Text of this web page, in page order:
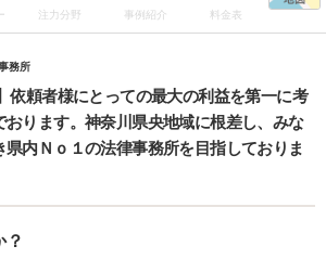
注力分野 事例紹介 料金表
務所
依頼者様にとっての最大の利益を第一に考
おります。神奈川県央地域に根差し、みな
県内Ｎｏ１の法律事務所を目指しておりま
？